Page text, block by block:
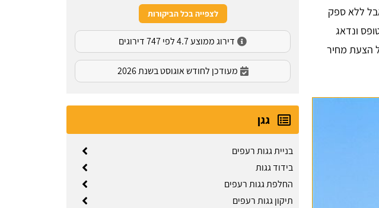
ללא ספק
ונדאג
הצעת מחיר
לצפייה בכל הביקורות
דירוג ממוצע 4.7 לפי 747 דירוגים
מעודכן לחודש אוגוסט בשנת 2026
גגן
בניית גגות רעפים
בידוד גגות
החלפת גגות רעפים
תיקון גגות רעפים